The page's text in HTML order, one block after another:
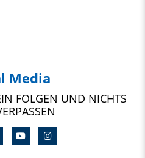
Media
FOLGEN UND NICHTS